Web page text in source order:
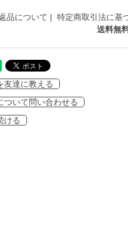
品について | 特定商取引法に基
送料無
友達に教える
ついて問い合わせる
ける